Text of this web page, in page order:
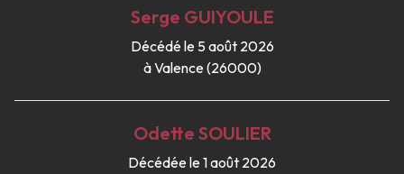
Serge GUIYOULE
Décédé le 5 août 2026
à Valence (26000)
Odette SOULIER
Décédée le 1 août 2026